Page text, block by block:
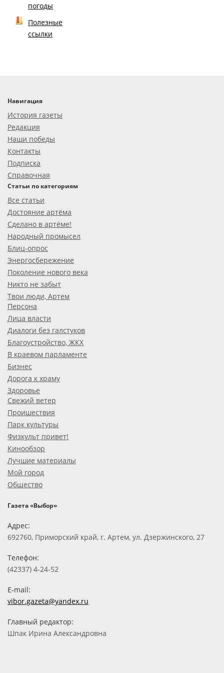
погоды
Полезные
ссылки
Навигация
История газеты
Редакция
Наши победы
Контакты
Подписка
Справочная
Статьи по категориям
Все статьи
Достояние артёма
Сделано в артёме!
Народный промысел
Блиц-опрос
Энергосбережение
Поколение нового века
Никто не забыт
Твои люди, Артем
Персона
Лица власти
Диалоги без галстуков
Благоустройство, ЖКХ
В краевом парламенте
Бизнес
Дорога к храму
Здоровье
Свежий ветер
Проишествия
Парк культуры
Физкульт привет!
Кинообзор
Лучшие материалы
Мой город
Общество
Газета «Выбор»
Адрес:
692760, Приморский край, г. Артем, ул. Дзержинского, 27
Телефон:
(42337) 4-24-52
E-mail:
vibor.gazeta@yandex.ru
Главный редактор:
Шпак Ирина Александровна